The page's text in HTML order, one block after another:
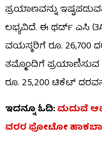
ಪ್ರಯಾಣವನ್ನು
ಲಭ್ಯವಿದೆ. ಈ ಥರ್ಡ್ ಎಸಿ
ವಯಸ್ಕರಿಗೆ ರೂ. 26,700
ತಮ್ಮೊಂದಿಗೆ ಪ್ರಯಾಣಿಸುವ
ರೂ. 25,200 ಟಿಕೆಟ್
ಇದನ್ನೂ ಓದಿ:ಮದುವೆ
ವರರ ಫೋಟೋ